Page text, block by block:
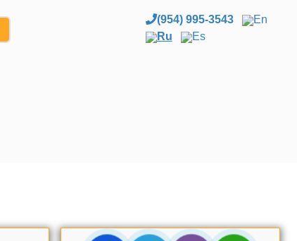
(954) 995-3543
En
Ru
Es